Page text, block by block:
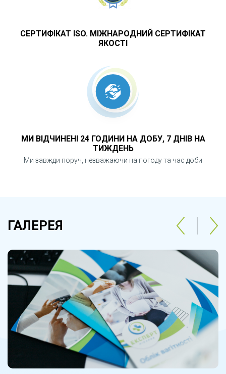
СЕРТИФІКАТ ISO. МІЖНАРОДНИЙ СЕРТИФІКАТ
ЯКОСТІ
МИ ВІДЧИНЕНІ 24 ГОДИНИ НА ДОБУ, 7 ДНІВ НА
ТИЖДЕНЬ
Ми завжди поруч, незважаючи на погоду та час доби
ГАЛЕРЕЯ